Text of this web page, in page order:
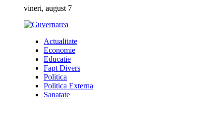
content
vineri, august 7
Actualitate
Economie
Educatie
Fapt Divers
Politica
Politica Externa
Sanatate